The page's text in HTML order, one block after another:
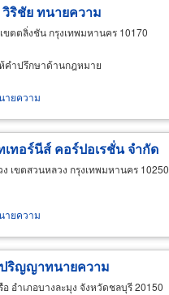
ริชัย ทนายความ
ขตตลิ่งชัน กรุงเทพมหานคร 10170
คำปรึกษาด้านกฎหมาย
ายความ
ทอร์นีส์ คอร์ปอเรชั่น จำกัด
เขตสวนหลวง กรุงเทพมหานคร 10250
ายความ
ริญญาทนายความ
อำเภอบางละมุง จังหวัดชลบุรี 20150